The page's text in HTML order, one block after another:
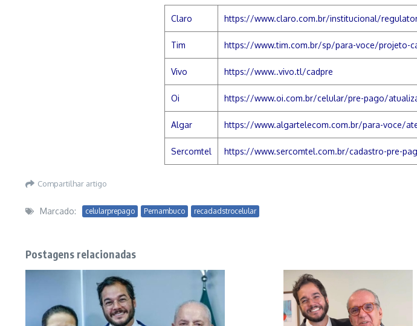
Claro https://www.claro.com.br/institucional/
Tim https://www.tim.com.br/sp/para-voce/projeto-
Vivo https://www..vivo.tl/cadpre
Oi https://www.oi.com.br/celular/pre-pago/
Algar https://www.algartelecom.com.br/para-voce/
Sercomtel https://www.sercomtel.com.br/cadastro-pre-
Compartilhar artigo
Marcado: celularprepago Pernambuco recadadstrocelular
Postagens relacionadas